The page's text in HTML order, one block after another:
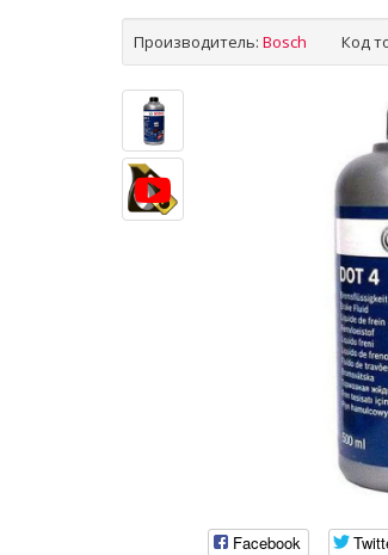
Производитель: Bosch Код
Facebook